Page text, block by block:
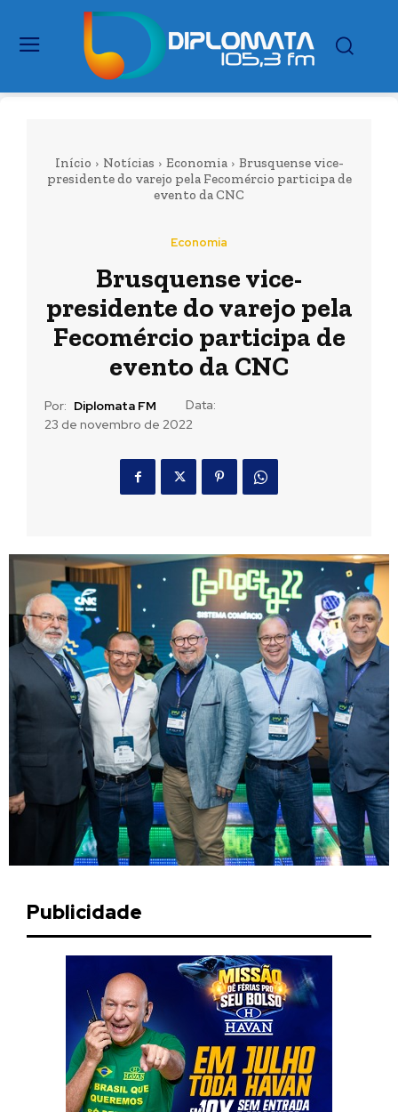
Início Notícias Economia
Brusquense vice-
presidente do varejo pela Fecomércio participa de
evento da CNC
Economia
Brusquense vice-
presidente do varejo pela
Fecomércio participa de
evento da CNC
Por: Diplomata FM
Data:
23 de novembro de 2022
Publicidade